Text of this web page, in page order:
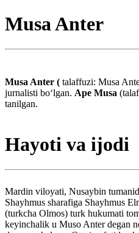
Musa Anter
Musa Anter ( talaffuzi: Musa
jurnalisti boʻlgan. Ape Musa
tanilgan.
Hayoti va ijodi
Mardin viloyati, Nusaybin
Shayhmus sharafiga Shayhmus
(turkcha Olmos) turk hukumati
keyinchalik u Muso Anter degan